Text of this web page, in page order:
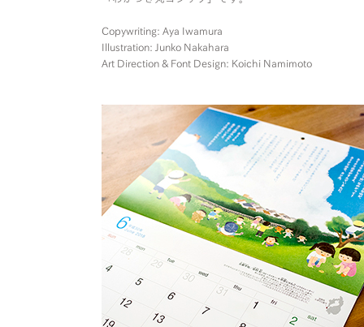
Copywriting: Aya Iwamura
Illustration: Junko Nakahara
Art Direction & Font Design: Koichi Namimoto